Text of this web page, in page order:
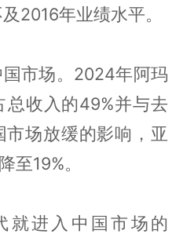
2016年业绩水平。
市场。2024年阿玛
总收入的49%并与去
场放缓的影响，亚
至19%。
就进入中国市场的